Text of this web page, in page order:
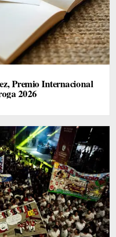
Premio Internacional
2026